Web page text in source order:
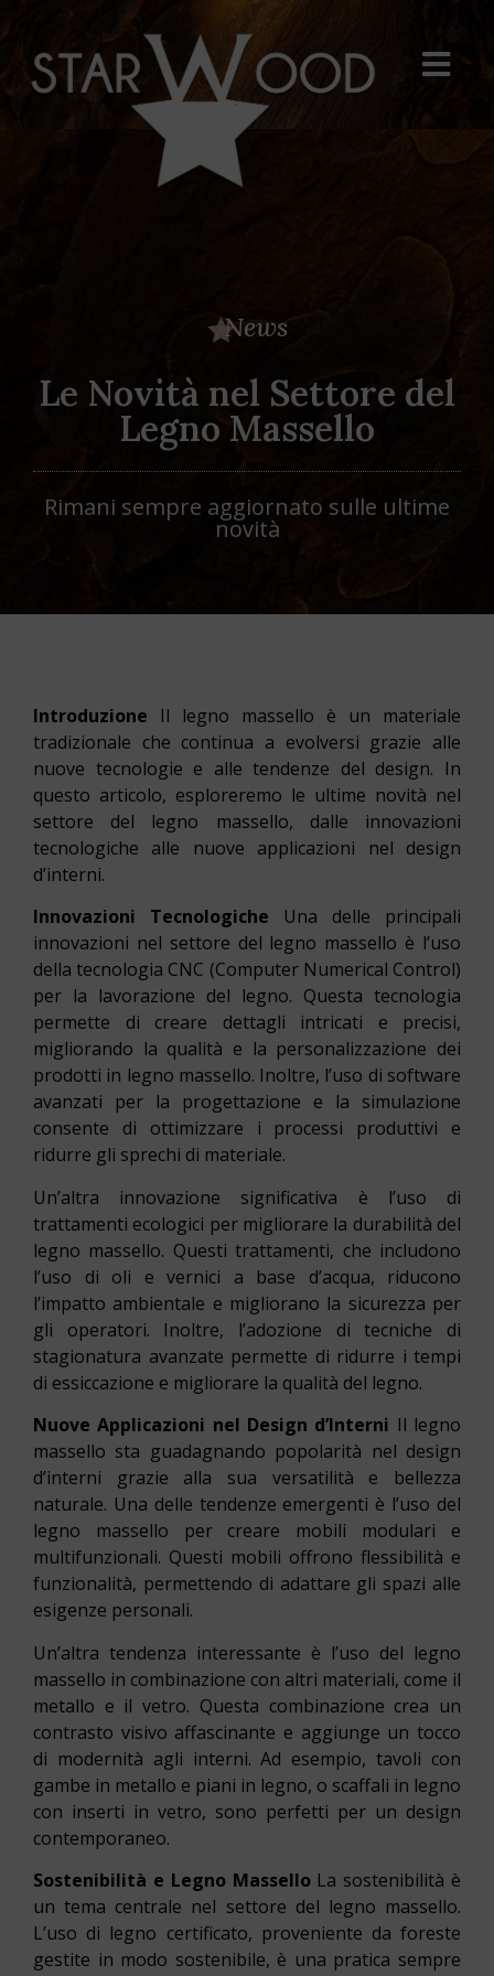
News
Le Novità nel Settore del
Legno Massello
Rimani sempre aggiornato sulle ultime
novità
Introduzione Il legno massello è un materiale
tradizionale che continua a evolversi grazie alle
nuove tecnologie e alle tendenze del design. In
questo articolo, esploreremo le ultime novità nel
settore del legno massello, dalle innovazioni
tecnologiche alle nuove applicazioni nel design
d’interni.
Innovazioni Tecnologiche Una delle principali
innovazioni nel settore del legno massello è l’uso
della tecnologia CNC (Computer Numerical Control)
per la lavorazione del legno. Questa tecnologia
permette di creare dettagli intricati e precisi,
migliorando la qualità e la personalizzazione dei
prodotti in legno massello. Inoltre, l’uso di software
avanzati per la progettazione e la simulazione
consente di ottimizzare i processi produttivi e
ridurre gli sprechi di materiale.
Un’altra innovazione significativa è l’uso di
trattamenti ecologici per migliorare la durabilità del
legno massello. Questi trattamenti, che includono
l’uso di oli e vernici a base d’acqua, riducono
l’impatto ambientale e migliorano la sicurezza per
gli operatori. Inoltre, l’adozione di tecniche di
stagionatura avanzate permette di ridurre i tempi
di essiccazione e migliorare la qualità del legno.
Nuove Applicazioni nel Design d’Interni Il legno
massello sta guadagnando popolarità nel design
d’interni grazie alla sua versatilità e bellezza
naturale. Una delle tendenze emergenti è l’uso del
legno massello per creare mobili modulari e
multifunzionali. Questi mobili offrono flessibilità e
funzionalità, permettendo di adattare gli spazi alle
esigenze personali.
Un’altra tendenza interessante è l’uso del legno
massello in combinazione con altri materiali, come il
metallo e il vetro. Questa combinazione crea un
contrasto visivo affascinante e aggiunge un tocco
di modernità agli interni. Ad esempio, tavoli con
gambe in metallo e piani in legno, o scaffali in legno
con inserti in vetro, sono perfetti per un design
contemporaneo.
Sostenibilità e Legno MasselloLa sostenibilità è
un tema centrale nel settore del legno massello.
L’uso di legno certificato, proveniente da foreste
gestite in modo sostenibile, è una pratica sempre